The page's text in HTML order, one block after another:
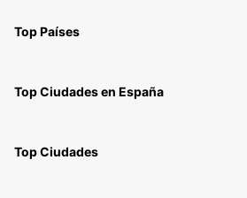
Top Países
Top Ciudades en España
Top Ciudades